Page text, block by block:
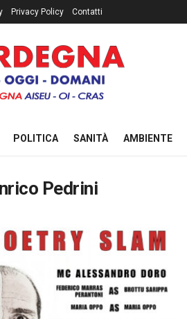
Privacy Policy Contatti
POLITICA SANITÀ AMBIENTE
Pedrini